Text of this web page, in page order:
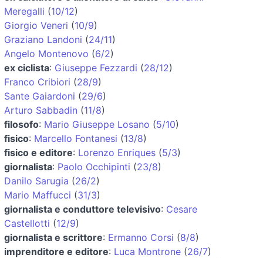
Meregalli (10/12)
Giorgio Veneri (10/9)
Graziano Landoni (24/11)
Angelo Montenovo (6/2)
ex ciclista: Giuseppe Fezzardi (28/12)
Franco Cribiori (28/9)
Sante Gaiardoni (29/6)
Arturo Sabbadin (11/8)
filosofo: Mario Giuseppe Losano (5/10)
fisico: Marcello Fontanesi (13/8)
fisico e editore: Lorenzo Enriques (5/3)
giornalista: Paolo Occhipinti (23/8)
Danilo Sarugia (26/2)
Mario Maffucci (31/3)
giornalista e conduttore televisivo: Cesare
Castellotti (12/9)
giornalista e scrittore: Ermanno Corsi (8/8)
imprenditore e editore: Luca Montrone (26/7)